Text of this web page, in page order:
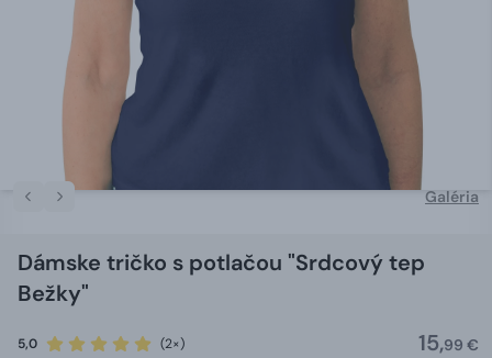
Galéria
Dámske tričko s potlačou "Srdcový tep
Bežky"
5,0 (2×) 15,99 €